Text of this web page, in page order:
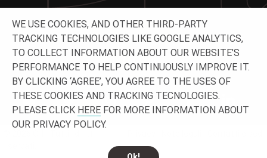
WE USE COOKIES, AND OTHER THIRD-PARTY
TRACKING TECHNOLOGIES LIKE GOOGLE ANALYTICS,
TO COLLECT INFORMATION ABOUT OUR WEBSITE’S
PERFORMANCE TO HELP CONTINUOUSLY IMPROVE IT.
BY CLICKING ‘AGREE’, YOU AGREE TO THE USES OF
THESE COOKIES AND TRACKING TECNOLOGIES.
PLEASE CLICK HERE FOR MORE INFORMATION ABOUT
OUR PRIVACY POLICY.